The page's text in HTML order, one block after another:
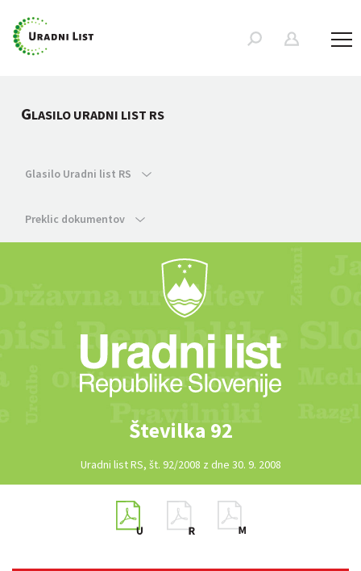
GLASILO URADNI LIST RS
Glasilo Uradni list RS
Preklic dokumentov
Številka 92
Uradni list RS, št. 92/2008 z dne 30. 9. 2008